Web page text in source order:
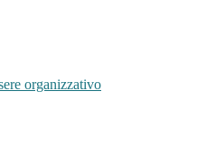
organizzativo